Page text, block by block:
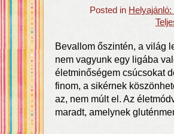
Posted in
Bevallom őszintén, a világ
nem vagyunk egy ligába
életminőségem csúcsokat
finom, a sikérnek
az, nem múlt el. Az
maradt, amelynek